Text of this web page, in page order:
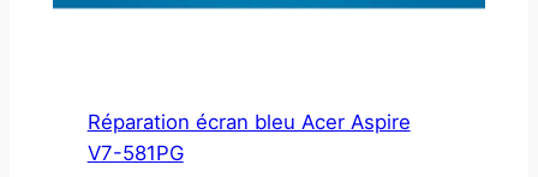
Réparation écran bleu Acer Aspire
V7-581PG